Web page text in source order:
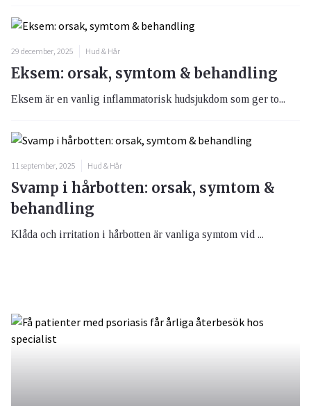
29 december, 2025 Hud & Hår
Eksem: orsak, symtom & behandling
Eksem är en vanlig inflammatorisk hudsjukdom som ger to...
11 september, 2025 Hud & Hår
Svamp i hårbotten: orsak, symtom &
behandling
Klåda och irritation i hårbotten är vanliga symtom vid ...